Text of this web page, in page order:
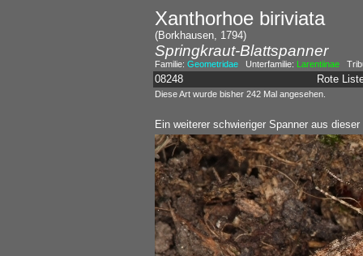
Xanthorhoe biriviata
(Borkhausen, 1794)
Springkraut-Blattspanner
Familie: GeometridaeUnterfamilie: Larentiinae
08248 Rote
Diese Art wurde bisher 242 Mal angesehen.
Ein weiterer schwieriger Spanner aus dieser